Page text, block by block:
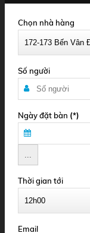
Chọn nhà hàng
Số người
Ngày đặt bàn (*)
Thời gian tới
Email